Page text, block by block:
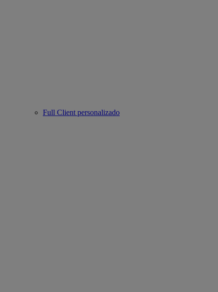
Full Client personalizado